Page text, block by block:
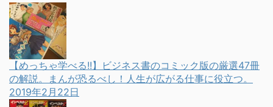
【めっちゃ学べる!!】ビジネス書のコミック版の厳選47冊
の解説。まんが恐るべし！人生が広がる仕事に役立つ。
2019年2月22日